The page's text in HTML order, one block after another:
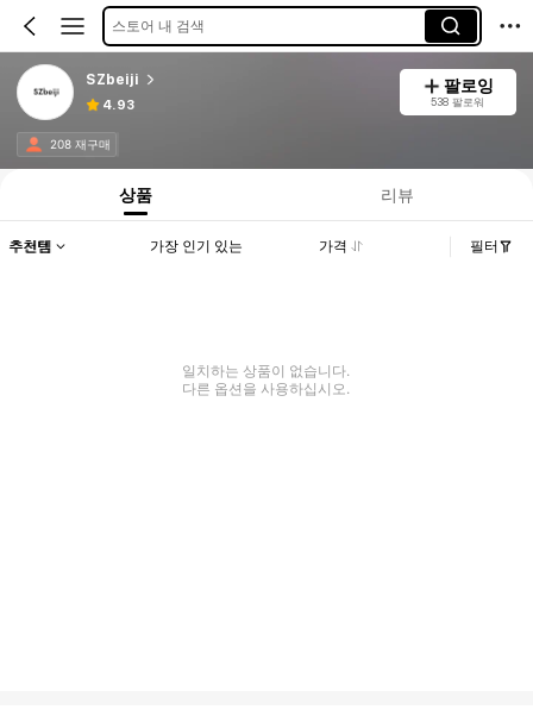
스토어 내 검색
SZbeiji
4.93
팔로잉
538 팔로워
208 재구매
상품 리뷰
추천템 가장 인기 있는 가격 필터
일치하는 상품이 없습니다.
다른 옵션을 사용하십시오.